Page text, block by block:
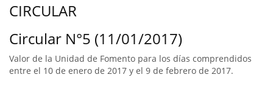
CIRCULAR
Circular N°5 (11/01/2017)
Valor de la Unidad de Fomento para los días comprendidos
entre el 10 de enero de 2017 y el 9 de febrero de 2017.